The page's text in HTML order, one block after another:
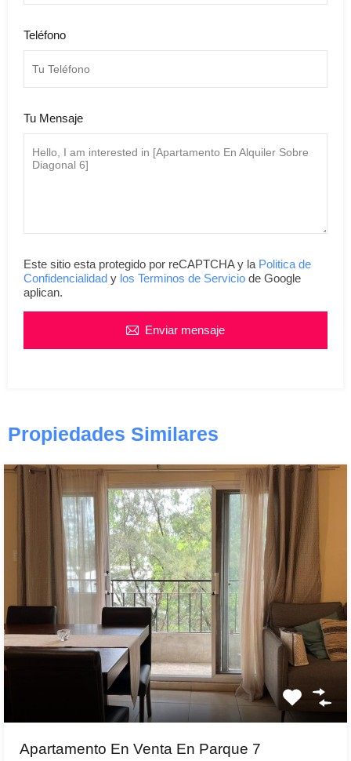
Teléfono
Tu Mensaje
Este sitio esta protegido por reCAPTCHA y la Politica de
Confidencialidad y los Terminos de Servicio de Google
aplican.
Enviar mensaje
Propiedades Similares
Apartamento En Venta En Parque 7